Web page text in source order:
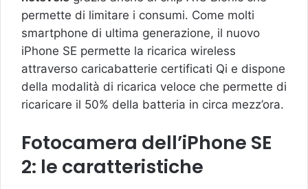
permette di limitare i consumi. Come molti
smartphone di ultima generazione, il nuovo
iPhone SE permette la ricarica wireless
attraverso caricabatterie certificati Qi e dispone
della modalità di ricarica veloce che permette di
ricaricare il 50% della batteria in circa mezz’ora.
Fotocamera dell’iPhone SE
2: le caratteristiche